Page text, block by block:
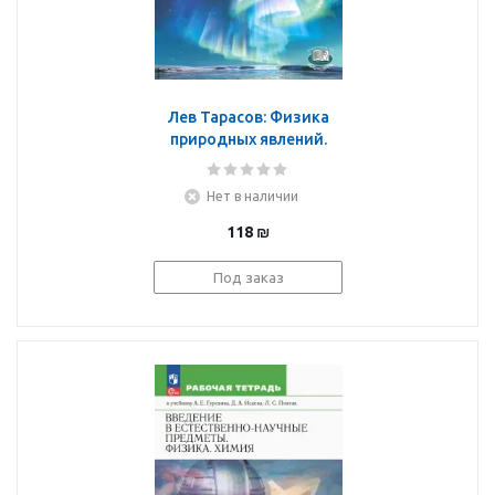
Лев Тарасов: Физика
природных явлений.
Книга для учащихся
Нет в наличии
118 ₪
Под заказ